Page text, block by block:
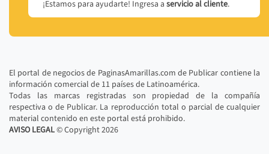
¡Estamos para ayudarte! Ingresa a servicio al cliente.
El portal de negocios de PaginasAmarillas.com de Publicar contiene la
información comercial de 11 países de Latinoamérica.
Todas las marcas registradas son propiedad de la compañía
respectiva o de Publicar. La reproducción total o parcial de cualquier
material contenido en este portal está prohibido.
AVISO LEGAL© Copyright2026